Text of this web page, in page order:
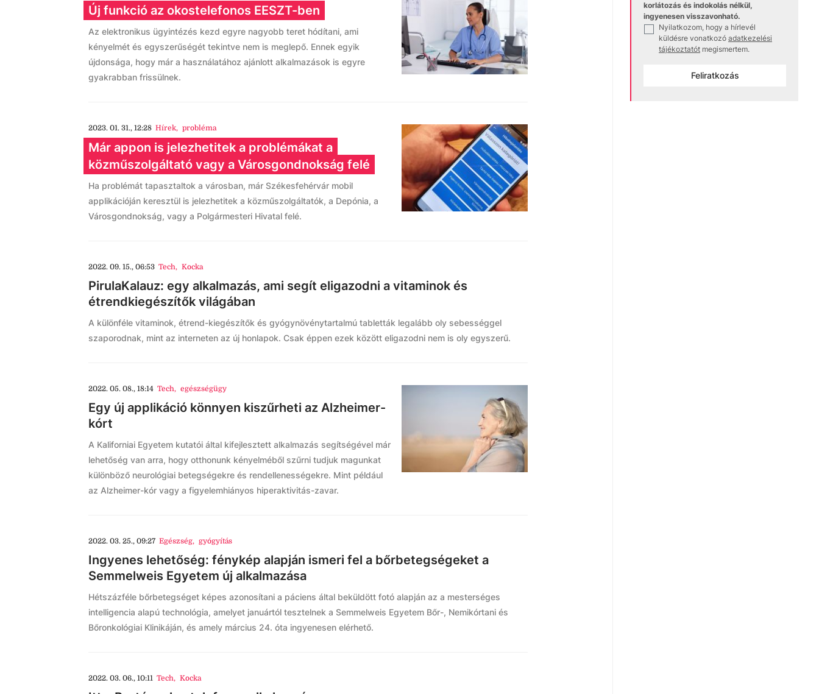
Új funkció az okostelefonos EESZT-ben
Az elektronikus ügyintézés kezd egyre nagyobb teret hódítani, ami
kényelmét és egyszerűségét tekintve nem is meglepő. Ennek egyik
újdonsága, hogy már a használatához ajánlott alkalmazások is egyre
gyakrabban frissülnek.
2023. 01. 31., 12:28 Hírek, probléma
Már appon is jelezhetitek a problémákat a
közműszolgáltató vagy a Városgondnokság felé
Ha problémát tapasztaltok a városban, már Székesfehérvár mobil
applikációján keresztül is jelezhetitek a közműszolgáltatók, a Depónia, a
Városgondnokság, vagy a Polgármesteri Hivatal felé.
2022. 09. 15., 06:53 Tech, Kocka
PirulaKalauz: egy alkalmazás, ami segít eligazodni a vitaminok és
étrendkiegészítők világában
A különféle vitaminok, étrend-kiegészítők és gyógynövénytartalmú tabletták legalább oly sebességgel
szaporodnak, mint az interneten az új honlapok. Csak éppen ezek között eligazodni nem is oly egyszerű.
2022. 05. 08., 18:14 Tech, egészségügy
Egy új applikáció könnyen kiszűrheti az Alzheimer-
kórt
A Kaliforniai Egyetem kutatói által kifejlesztett alkalmazás segítségével már
lehetőség van arra, hogy otthonunk kényelméből szűrni tudjuk magunkat
különböző neurológiai betegségekre és rendellenességekre. Mint például
az Alzheimer-kór vagy a figyelemhiányos hiperaktivitás-zavar.
2022. 03. 25., 09:27 Egészség, gyógyítás
Ingyenes lehetőség: fénykép alapján ismeri fel a bőrbetegségeket a
Semmelweis Egyetem új alkalmazása
Hétszázféle bőrbetegséget képes azonosítani a páciens által beküldött fotó alapján az a mesterséges
intelligencia alapú technológia, amelyet januártól tesztelnek a Semmelweis Egyetem Bőr-, Nemikórtani és
Bőronkológiai Klinikáján, és amely március 24. óta ingyenesen elérhető.
2022. 03. 06., 10:11 Tech, Kocka
korlátozás és indokolás nélkül,
ingyenesen visszavonható.
Nyilatkozom, hogy a hírlevél
küldésre vonatkozó adatkezelési
tájékoztatót megismertem.
Feliratkozás